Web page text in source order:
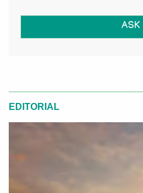
ASK
EDITORIAL